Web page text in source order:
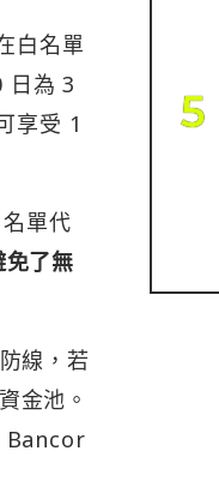
白名單
日為 3
享受 1
單代
了無
線，若
金池。
Bancor